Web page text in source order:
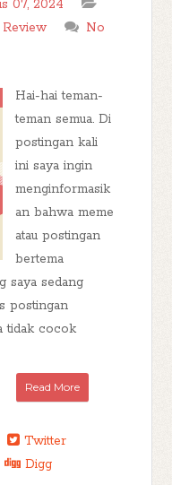
07, 2024
No
Hai-hai teman-
teman semua. Di
postingan kali
ini saya ingin
menginformasik
an bahwa meme
atau postingan
bertema
saya sedang
postingan
tidak cocok
Read More
Twitter
Digg